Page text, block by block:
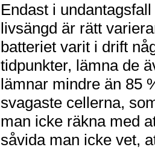
Endast i
livsängd är rätt
batteriet varit i drift
tidpunkter, lämna de
lämnar mindre än 85
svagaste cellerna,
man icke räkna med
såvida man icke vet,